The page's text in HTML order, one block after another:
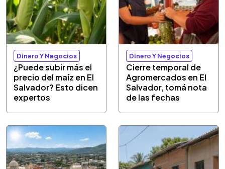
Dinero Y Negocios
¿Puede subir más el
precio del maíz en El
Salvador? Esto dicen
expertos
Dinero Y Negocios
Cierre temporal de
Agromercados en El
Salvador, tomá nota
de las fechas